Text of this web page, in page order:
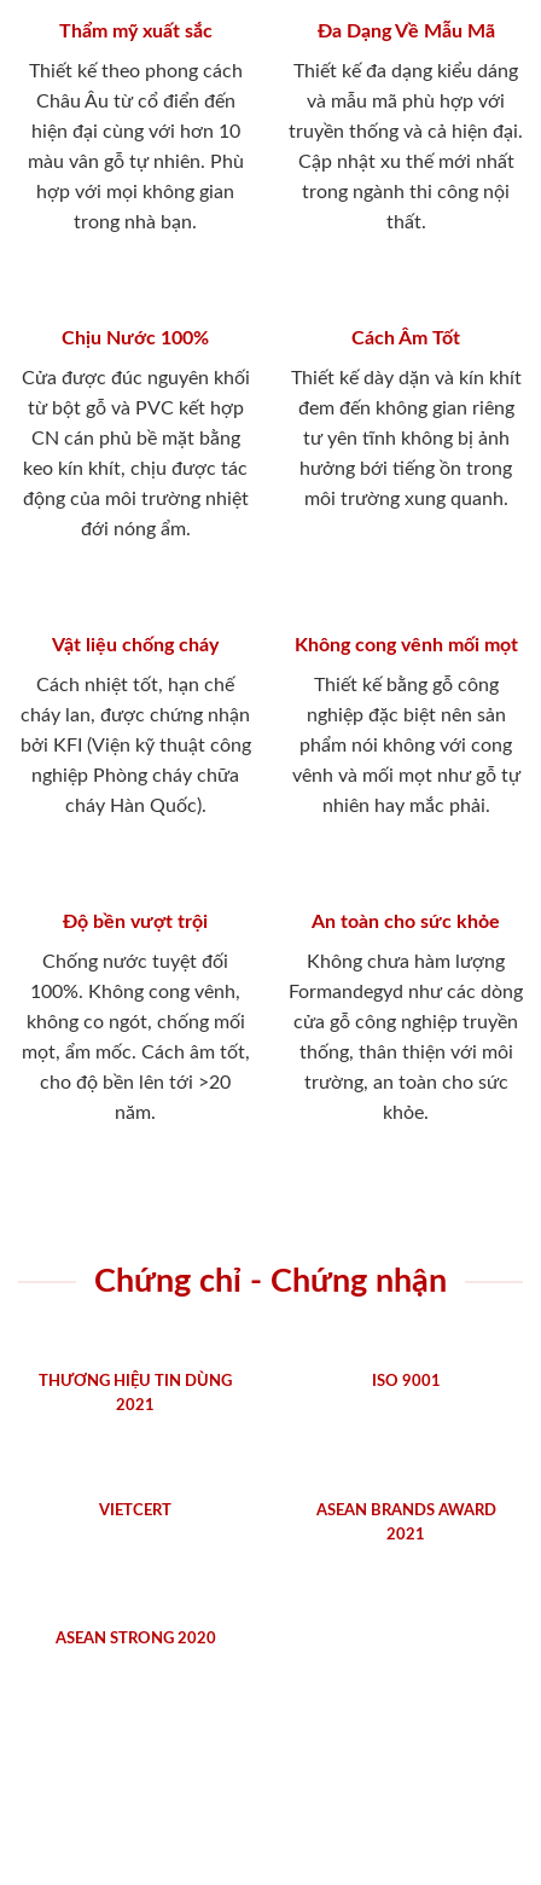
Thẩm mỹ xuất sắc
Thiết kế theo phong cách
Châu Âu từ cổ điển đến
hiện đại cùng với hơn 10
màu vân gỗ tự nhiên. Phù
hợp với mọi không gian
trong nhà bạn.
Đa Dạng Về Mẫu Mã
Thiết kế đa dạng kiểu dáng
và mẫu mã phù hợp với
truyền thống và cả hiện đại.
Cập nhật xu thế mới nhất
trong ngành thi công nội
thất.
Chịu Nước 100%
Cửa được đúc nguyên khối
từ bột gỗ và PVC kết hợp
CN cán phủ bề mặt bằng
keo kín khít, chịu được tác
động của môi trường nhiệt
đới nóng ẩm.
Cách Âm Tốt
Thiết kế dày dặn và kín khít
đem đến không gian riêng
tư yên tĩnh không bị ảnh
hưởng bới tiếng ồn trong
môi trường xung quanh.
Vật liệu chống cháy
Cách nhiệt tốt, hạn chế
cháy lan, được chứng nhận
bởi KFI (Viện kỹ thuật công
nghiệp Phòng cháy chữa
cháy Hàn Quốc).
Không cong vênh mối mọt
Thiết kế bằng gỗ công
nghiệp đặc biệt nên sản
phẩm nói không với cong
vênh và mối mọt như gỗ tự
nhiên hay mắc phải.
Độ bền vượt trội
Chống nước tuyệt đối
100%. Không cong vênh,
không co ngót, chống mối
mọt, ẩm mốc. Cách âm tốt,
cho độ bền lên tới >20
năm.
An toàn cho sức khỏe
Không chưa hàm lượng
Formandegyd như các dòng
cửa gỗ công nghiệp truyền
thống, thân thiện với môi
trường, an toàn cho sức
khỏe.
Chứng chỉ - Chứng nhận
THƯƠNG HIỆU TIN DÙNG
2021
ISO 9001
VIETCERT
ASEAN BRANDS AWARD
2021
ASEAN STRONG 2020